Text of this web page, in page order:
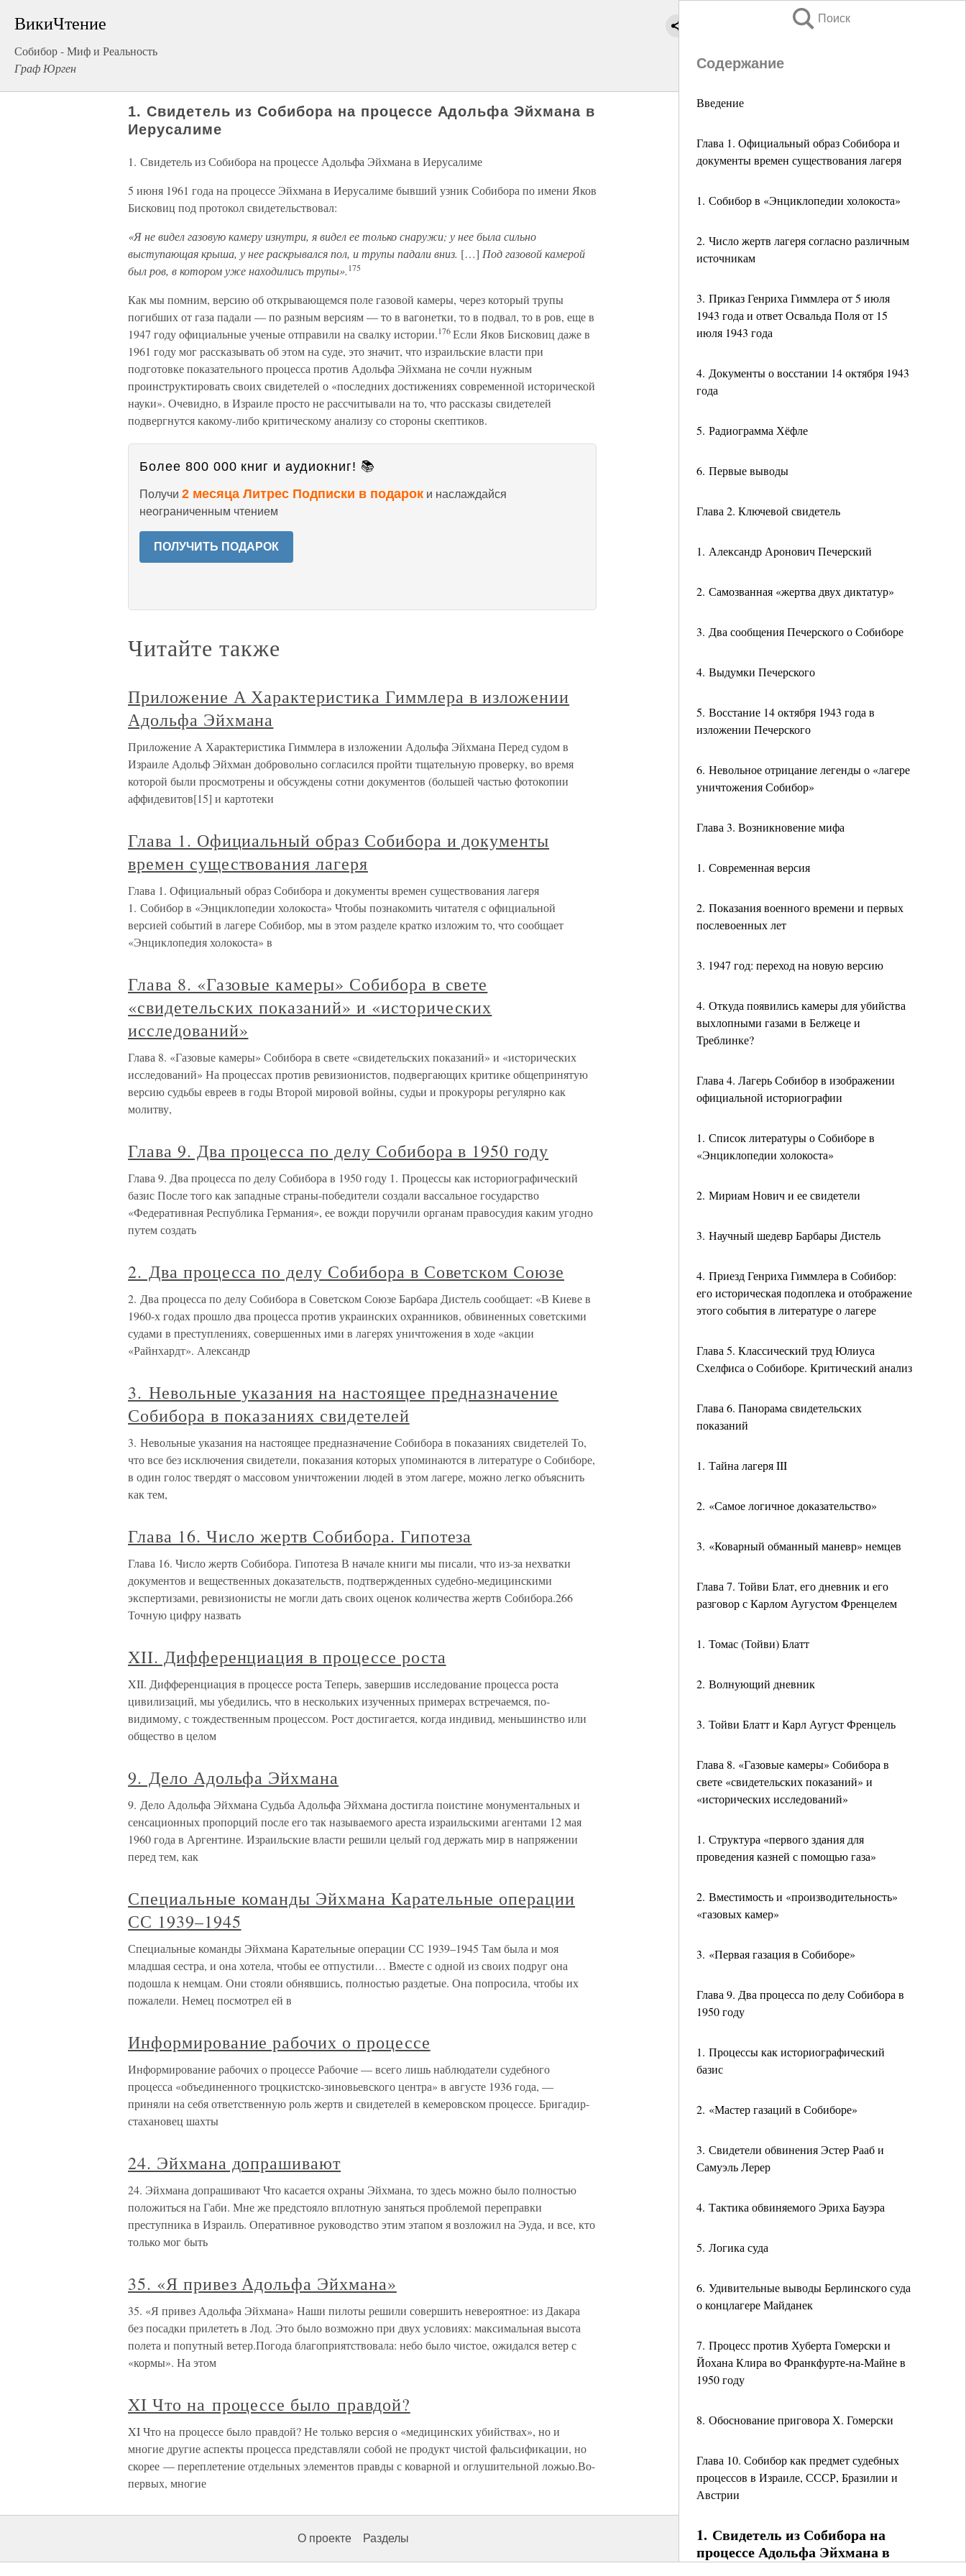
ВикиЧтение
Собибор - Миф и Реальность
Граф Юрген
Поиск
Содержание
Введение
Глава 1. Официальный образ Собибора и
документы времен существования лагеря
1. Собибор в «Энциклопедии холокоста»
2. Число жертв лагеря согласно различным
источникам
3. Приказ Генриха Гиммлера от 5 июля
1943 года и ответ Освальда Поля от 15
июля 1943 года
4. Документы о восстании 14 октября 1943
года
5. Радиограмма Хёфле
6. Первые выводы
Глава 2. Ключевой свидетель
1. Александр Аронович Печерский
2. Самозванная «жертва двух диктатур»
3. Два сообщения Печерского о Собиборе
4. Выдумки Печерского
5. Восстание 14 октября 1943 года в
изложении Печерского
6. Невольное отрицание легенды о «лагере
уничтожения Собибор»
Глава 3. Возникновение мифа
1. Современная версия
2. Показания военного времени и первых
послевоенных лет
3. 1947 год: переход на новую версию
4. Откуда появились камеры для убийства
выхлопными газами в Белжеце и
Треблинке?
Глава 4. Лагерь Собибор в изображении
официальной историографии
1. Список литературы о Собиборе в
«Энциклопедии холокоста»
2. Мириам Нович и ее свидетели
3. Научный шедевр Барбары Дистель
4. Приезд Генриха Гиммлера в Собибор:
его историческая подоплека и отображение
этого события в литературе о лагере
Глава 5. Классический труд Юлиуса
Схелфиса о Собиборе. Критический анализ
Глава 6. Панорама свидетельских
показаний
1. Тайна лагеря III
2. «Самое логичное доказательство»
3. «Коварный обманный маневр» немцев
Глава 7. Тойви Блат, его дневник и его
разговор с Карлом Аугустом Френцелем
1. Томас (Тойви) Блатт
2. Волнующий дневник
3. Тойви Блатт и Карл Аугуст Френцель
Глава 8. «Газовые камеры» Собибора в
свете «свидетельских показаний» и
«исторических исследований»
1. Структура «первого здания для
проведения казней с помощью газа»
2. Вместимость и «производительность»
«газовых камер»
3. «Первая газация в Собиборе»
Глава 9. Два процесса по делу Собибора в
1950 году
1. Процессы как историографический
базис
2. «Мастер газаций в Собиборе»
3. Свидетели обвинения Эстер Рааб и
Самуэль Лерер
4. Тактика обвиняемого Эриха Бауэра
5. Логика суда
6. Удивительные выводы Берлинского суда
о концлагере Майданек
7. Процесс против Хуберта Гомерски и
Йохана Клира во Франкфурте-на-Майне в
1950 году
8. Обоснование приговора Х. Гомерски
Глава 10. Собибор как предмет судебных
процессов в Израиле, СССР, Бразилии и
Австрии
1. Свидетель из Собибора на
процессе Адольфа Эйхмана в
Иерусалиме
1. Свидетель из Собибора на процессе Адольфа Эйхмана в
Иерусалиме
1. Свидетель из Собибора на процессе Адольфа Эйхмана в Иерусалиме
5 июня 1961 года на процессе Эйхмана в Иерусалиме бывший узник Собибора по имени Яков
Бисковиц под протокол свидетельствовал:
«Я не видел газовую камеру изнутри, я видел ее только снаружи; у нее была сильно
выступающая крыша, у нее раскрывался пол, и трупы падали вниз. […] Под газовой камерой
был ров, в котором уже находились трупы». 175
Как мы помним, версию об открывающемся поле газовой камеры, через который трупы
погибших от газа падали — по разным версиям — то в вагонетки, то в подвал, то в ров, еще в
1947 году официальные ученые отправили на свалку истории.176Если Яков Бисковиц даже в
1961 году мог рассказывать об этом на суде, это значит, что израильские власти при
подготовке показательного процесса против Адольфа Эйхмана не сочли нужным
проинструктировать своих свидетелей о «последних достижениях современной исторической
науки». Очевидно, в Израиле просто не рассчитывали на то, что рассказы свидетелей
подвергнутся какому-либо критическому анализу со стороны скептиков.
Более 800 000 книг и аудиокниг! 📚
Получи 2 месяца Литрес Подписки в подарок и наслаждайся
неограниченным чтением
ПОЛУЧИТЬ ПОДАРОК
Читайте также
Приложение А Характеристика Гиммлера в изложении
Адольфа Эйхмана
Приложение А Характеристика Гиммлера в изложении Адольфа Эйхмана Перед судом в
Израиле Адольф Эйхман добровольно согласился пройти тщательную проверку, во время
которой были просмотрены и обсуждены сотни документов (большей частью фотокопии
аффидевитов[15] и картотеки
Глава 1. Официальный образ Собибора и документы
времен существования лагеря
Глава 1. Официальный образ Собибора и документы времен существования лагеря
1. Собибор в «Энциклопедии холокоста» Чтобы познакомить читателя с официальной
версией событий в лагере Собибор, мы в этом разделе кратко изложим то, что сообщает
«Энциклопедия холокоста» в
Глава 8. «Газовые камеры» Собибора в свете
«свидетельских показаний» и «исторических
исследований»
Глава 8. «Газовые камеры» Собибора в свете «свидетельских показаний» и «исторических
исследований» На процессах против ревизионистов, подвергающих критике общепринятую
версию судьбы евреев в годы Второй мировой войны, судьи и прокуроры регулярно как
молитву,
Глава 9. Два процесса по делу Собибора в 1950 году
Глава 9. Два процесса по делу Собибора в 1950 году 1. Процессы как историографический
базис После того как западные страны-победители создали вассальное государство
«Федеративная Республика Германия», ее вожди поручили органам правосудия каким угодно
путем создать
2. Два процесса по делу Собибора в Советском Союзе
2. Два процесса по делу Собибора в Советском Союзе Барбара Дистель сообщает: «В Киеве в
1960-х годах прошло два процесса против украинских охранников, обвиненных советскими
судами в преступлениях, совершенных ими в лагерях уничтожения в ходе «акции
«Райнхардт». Александр
3. Невольные указания на настоящее предназначение
Собибора в показаниях свидетелей
3. Невольные указания на настоящее предназначение Собибора в показаниях свидетелей То,
что все без исключения свидетели, показания которых упоминаются в литературе о Собиборе,
в один голос твердят о массовом уничтожении людей в этом лагере, можно легко объяснить
как тем,
Глава 16. Число жертв Собибора. Гипотеза
Глава 16. Число жертв Собибора. Гипотеза В начале книги мы писали, что из-за нехватки
документов и вещественных доказательств, подтвержденных судебно-медицинскими
экспертизами, ревизионисты не могли дать своих оценок количества жертв Собибора.266
Точную цифру назвать
XII. Дифференциация в процессе роста
XII. Дифференциация в процессе роста Теперь, завершив исследование процесса роста
цивилизаций, мы убедились, что в нескольких изученных примерах встречаемся, по-
видимому, с тождественным процессом. Рост достигается, когда индивид, меньшинство или
общество в целом
9. Дело Адольфа Эйхмана
9. Дело Адольфа Эйхмана Судьба Адольфа Эйхмана достигла поистине монументальных и
сенсационных пропорций после его так называемого ареста израильскими агентами 12 мая
1960 года в Аргентине. Израильские власти решили целый год держать мир в напряжении
перед тем, как
Специальные команды Эйхмана Карательные операции
СС 1939–1945
Специальные команды Эйхмана Карательные операции СС 1939–1945 Там была и моя
младшая сестра, и она хотела, чтобы ее отпустили… Вместе с одной из своих подруг она
подошла к немцам. Они стояли обнявшись, полностью раздетые. Она попросила, чтобы их
пожалели. Немец посмотрел ей в
Информирование рабочих о процессе
Информирование рабочих о процессе Рабочие — всего лишь наблюдатели судебного
процесса «объединенного троцкистско-зиновьевского центра» в августе 1936 года, —
приняли на себя ответственную роль жертв и свидетелей в кемеровском процессе. Бригадир-
стахановец шахты
24. Эйхмана допрашивают
24. Эйхмана допрашивают Что касается охраны Эйхмана, то здесь можно было полностью
положиться на Габи. Мне же предстояло вплотную заняться проблемой переправки
преступника в Израиль. Оперативное руководство этим этапом я возложил на Эуда, и все, кто
только мог быть
35. «Я привез Адольфа Эйхмана»
35. «Я привез Адольфа Эйхмана» Наши пилоты решили совершить невероятное: из Дакара
без посадки прилететь в Лод. Это было возможно при двух условиях: максимальная высота
полета и попутный ветер.Погода благоприятствовала: небо было чистое, ожидался ветер с
«кормы». На этом
XI Что на процессе было правдой?
XI Что на процессе было правдой? Не только версия о «медицинских убийствах», но и
многие другие аспекты процесса представляли собой не продукт чистой фальсификации, но
скорее — переплетение отдельных элементов правды с коварной и оглушительной ложью.Во-
первых, многие
О проекте Разделы